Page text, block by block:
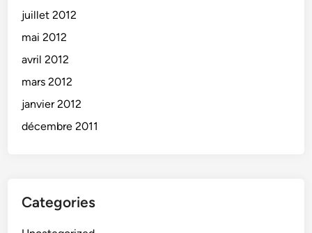
juillet 2012
mai 2012
avril 2012
mars 2012
janvier 2012
décembre 2011
Categories